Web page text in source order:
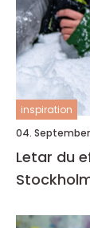
inspiration
04.
Letar du